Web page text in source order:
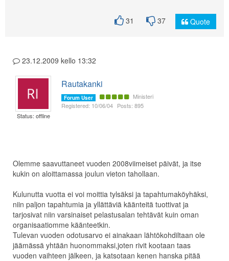
31 37 Quote
23.12.2009 kello 13:32
Status: offline
Rautakanki
Forum User
Ministeri
Registered: 10/06/04 Posts: 895
Olemme saavuttaneet vuoden 2008viimeiset päivät, ja itse
kukin on aloittamassa joulun vieton tahollaan.
Kulunutta vuotta ei voi moittia tylsäksi ja tapahtumaköyhäksi,
niin paljon tapahtumia ja yllättäviä käänteitä tuottivat ja
tarjosivat niin varsinaiset pelastusalan tehtävät kuin oman
organisaatiomme käänteetkin.
Tulevan vuoden odotusarvo ei ainakaan lähtökohdiltaan ole
jäämässä yhtään huonommaksi,joten rivit kootaan taas
vuoden vaihteen jälkeen, ja katsotaan kenen hanska pitää